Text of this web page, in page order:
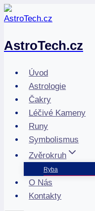
Přeskočit
na
AstroTech.cz
Úvod
Astrologie
Čakry
Léčivé Kameny
Runy
Symbolismus
Zvěrokruh
Ryba
O Nás
Kontakty